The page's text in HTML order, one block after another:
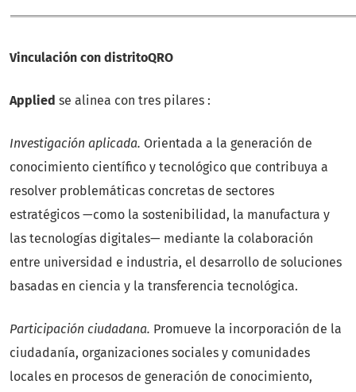
Vinculación con distritoQRO
Applied se alinea con tres pilares :
Investigación aplicada. Orientada a la generación de
conocimiento científico y tecnológico que contribuya a
resolver problemáticas concretas de sectores
estratégicos —como la sostenibilidad, la manufactura y
las tecnologías digitales— mediante la colaboración
entre universidad e industria, el desarrollo de soluciones
basadas en ciencia y la transferencia tecnológica.
Participación ciudadana. Promueve la incorporación de la
ciudadanía, organizaciones sociales y comunidades
locales en procesos de generación de conocimiento,